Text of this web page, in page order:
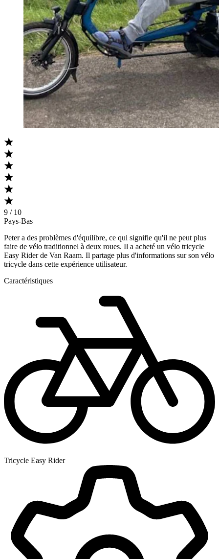
9 / 10
Pays-Bas
Peter a des problèmes d'équilibre, ce qui signifie qu'il ne peut plus
faire de vélo traditionnel à deux roues. Il a acheté un vélo tricycle
Easy Rider de Van Raam. Il partage plus d'informations sur son vélo
tricycle dans cette expérience utilisateur.
Caractéristiques
Tricycle Easy Rider